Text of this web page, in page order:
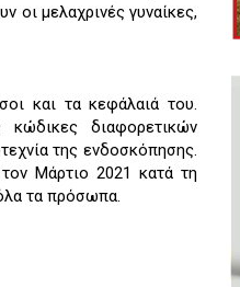
οι μελαχρινές γυναίκες,
και τα κεφάλαιά του.
διαφορετικών
της ενδοσκόπησης.
Μάρτιο 2021 κατά τη
τα πρόσωπα.